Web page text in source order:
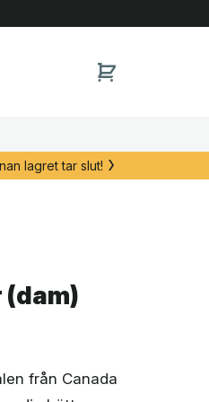
lagret tar slut!
(dam)
från Canada